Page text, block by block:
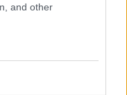
and other
60…